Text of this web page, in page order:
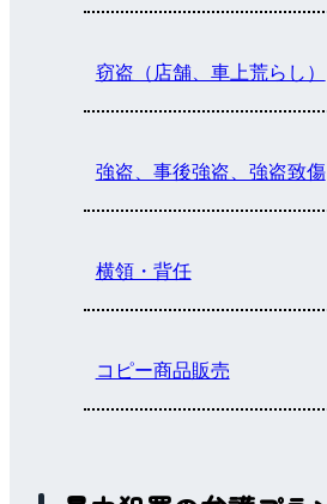
窃盗（店舗、車上荒らし）
強盗、事後強盗、強盗致傷
横領・背任
コピー商品販売